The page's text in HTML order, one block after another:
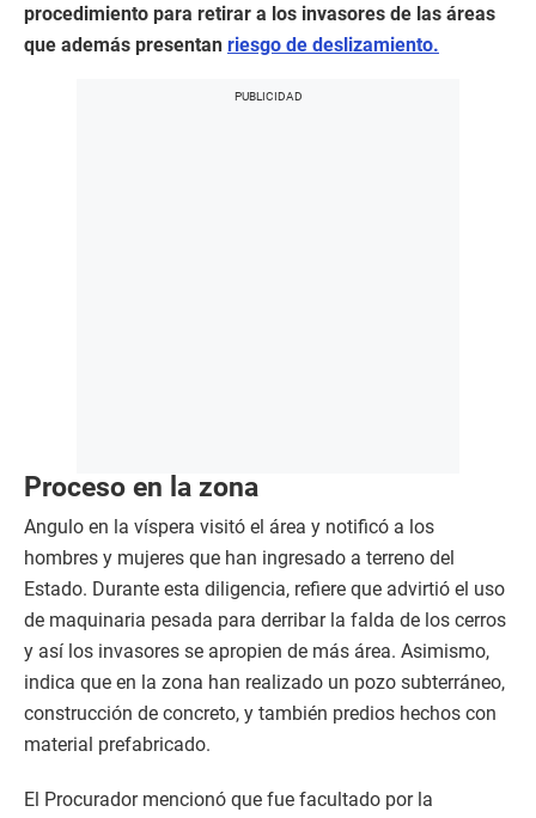
procedimiento para retirar a los invasores de las áreas
que además presentan riesgo de deslizamiento.
Proceso en la zona
Angulo en la víspera visitó el área y notificó a los
hombres y mujeres que han ingresado a terreno del
Estado. Durante esta diligencia, refiere que advirtió el uso
de maquinaria pesada para derribar la falda de los cerros
y así los invasores se apropien de más área. Asimismo,
indica que en la zona han realizado un pozo subterráneo,
construcción de concreto, y también predios hechos con
material prefabricado.
El Procurador mencionó que fue facultado por la